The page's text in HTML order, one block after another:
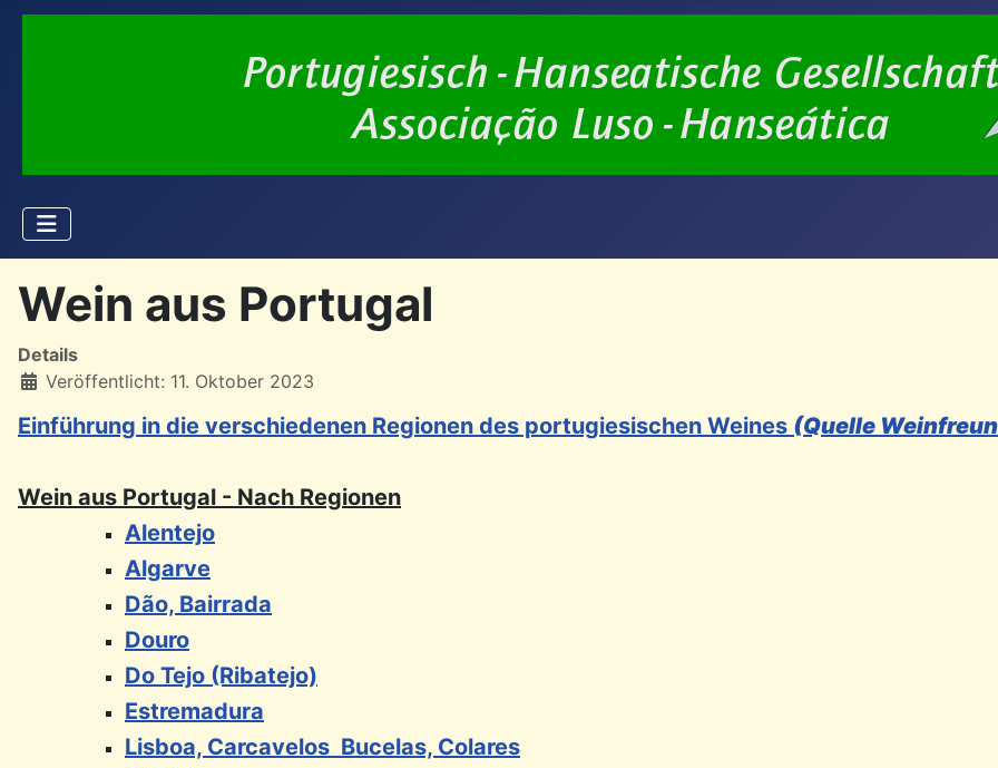
Wein aus Portugal
Details
Veröffentlicht: 11. Oktober 2023
Einführung in die verschiedenen Regionen des portugiesischen Weines (Quelle
Wein aus Portugal - Nach Regionen
Alentejo
Algarve
Dão, Bairrada
Douro
Do Tejo (Ribatejo)
Estremadura
Lisboa, Carcavelos Bucelas, Colares